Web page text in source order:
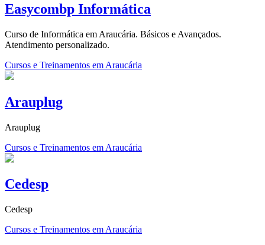
Easycombp Informática
Curso de Informática em Araucária. Básicos e Avançados.
Atendimento personalizado.
Cursos e Treinamentos em Araucária
Arauplug
Arauplug
Cursos e Treinamentos em Araucária
Cedesp
Cedesp
Cursos e Treinamentos em Araucária